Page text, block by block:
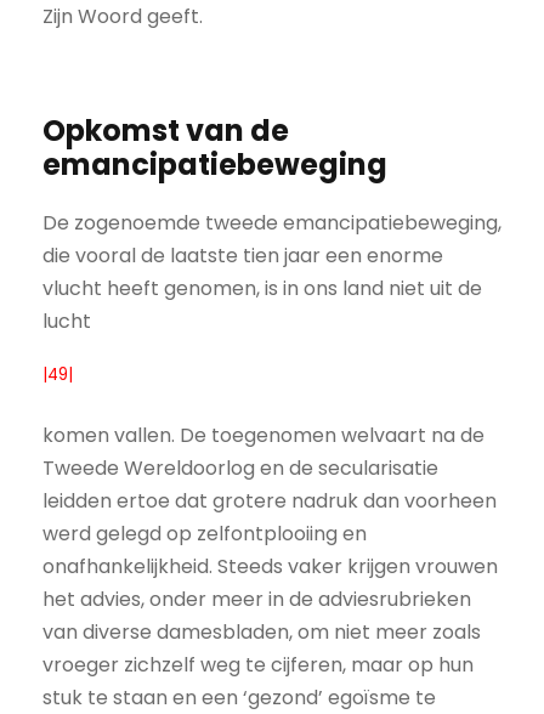
Zijn Woord geeft.
Opkomst van de
emancipatiebeweging
De zogenoemde tweede emancipatiebeweging,
die vooral de laatste tien jaar een enorme
vlucht heeft genomen, is in ons land niet uit de
lucht
|49|
komen vallen. De toegenomen welvaart na de
Tweede Wereldoorlog en de secularisatie
leidden ertoe dat grotere nadruk dan voorheen
werd gelegd op zelfontplooiing en
onafhankelijkheid. Steeds vaker krijgen vrouwen
het advies, onder meer in de adviesrubrieken
van diverse damesbladen, om niet meer zoals
vroeger zichzelf weg te cijferen, maar op hun
stuk te staan en een ‘gezond’ egoïsme te